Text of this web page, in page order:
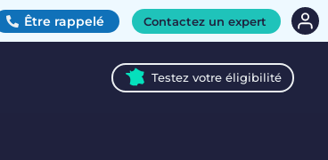
Être rappelé Contactez un expert
Testez votre éligibilité